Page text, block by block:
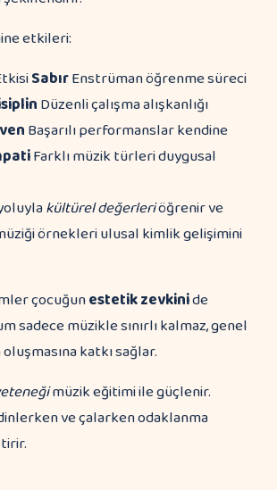
etkileri:
SabırEnstrüman öğrenme süreci
Düzenli çalışma alışkanlığı
Başarılı performanslar kendine
Farklı müzik türleri duygusal
kültürel değerleriöğrenir ve
örnekleri ulusal kimlik gelişimini
çocuğunestetik zevkinide
sadece müzikle sınırlı kalmaz, genel
oluşmasına katkı sağlar.
müzik eğitimi ile güçlenir.
ve çalarken odaklanma